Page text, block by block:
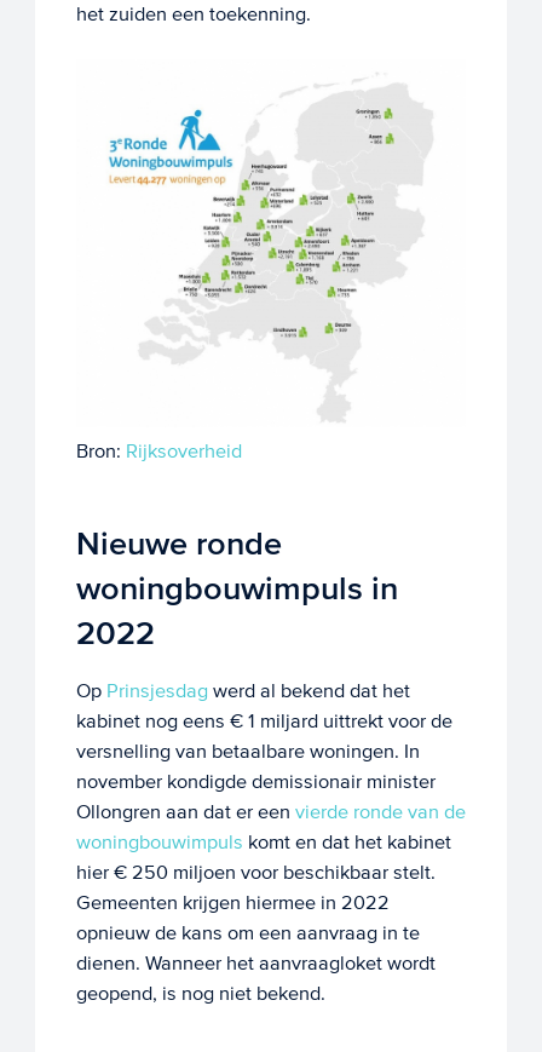
het zuiden een toekenning.
Bron: Rijksoverheid
Nieuwe ronde
woningbouwimpuls in
2022
Op Prinsjesdag werd al bekend dat het
kabinet nog eens € 1 miljard uittrekt voor de
versnelling van betaalbare woningen. In
november kondigde demissionair minister
Ollongren aan dat er een vierde ronde van de
woningbouwimpuls komt en dat het kabinet
hier € 250 miljoen voor beschikbaar stelt.
Gemeenten krijgen hiermee in 2022
opnieuw de kans om een aanvraag in te
dienen. Wanneer het aanvraagloket wordt
geopend, is nog niet bekend.